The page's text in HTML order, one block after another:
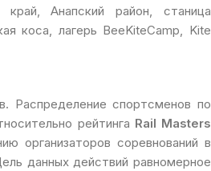
край, Анапский район, станица
коса, лагерь BeeKiteCamp, Kite
Распределение спортсменов по
рейтинга Rail Masters
организаторов соревнований в
данных действий равномерное